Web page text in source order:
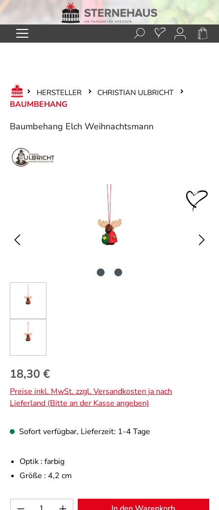
Zum Hauptinhalt springen
HERSTELLER CHRISTIAN ULBRICHT
BAUMBEHANG
Baumbehang Elch Weihnachtsmann
Regulärer Preis:
18,30 €
Preise inkl. MwSt. zzgl. Versandkosten ja nach
Lieferland (Bitte an der Kasse angeben)
Sofort verfügbar, Lieferzeit: 1-4 Tage
Optik : farbig
Größe : 4,2 cm